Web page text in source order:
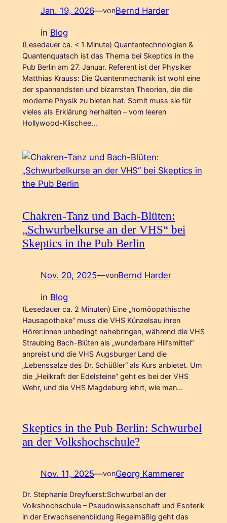
Jan. 19, 2026—vonBernd Harder
in Blog
(Lesedauer ca. < 1 Minute) Quantentechnologien &
Quantenquatsch ist das Thema bei Skeptics in the
Pub Berlin am 27. Januar. Referent ist der Physiker
Matthias Krauss: Die Quantenmechanik ist wohl eine
der spannendsten und bizarrsten Theorien, die die
moderne Physik zu bieten hat. Somit muss sie für
vieles als Erklärung herhalten – vom leeren
Hollywood-Klischee…
Chakren-Tanz und Bach-Blüten:
„Schwurbelkurse an der VHS“ bei
Skeptics in the Pub Berlin
Nov. 20, 2025—vonBernd Harder
in Blog
(Lesedauer ca. 2 Minuten) Eine „homöopathische
Hausapotheke“ muss die VHS Künzelsau ihren
Hörer:innen unbedingt nahebringen, während die VHS
Straubing Bach-Blüten als „wunderbare Hilfsmittel“
anpreist und die VHS Augsburger Land die
„Lebenssalze des Dr. Schüßler“ als Kurs anbietet. Um
die „Heilkraft der Edelsteine“ geht es bei der VHS
Wehr, und die VHS Magdeburg lehrt, wie man…
Skeptics in the Pub Berlin: Schwurbel
an der Volkshochschule?
Nov. 11, 2025—vonGeorg Kammerer
Dr. Stephanie Dreyfuerst:Schwurbel an der
Volkshochschule – Pseudowissenschaft und Esoterik
in der Erwachsenenbildung Regelmäßig geht das